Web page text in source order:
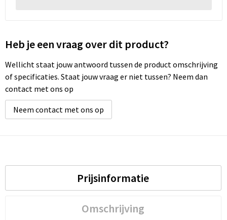
Heb je een vraag over dit product?
Wellicht staat jouw antwoord tussen de product omschrijving
of specificaties. Staat jouw vraag er niet tussen? Neem dan
contact met ons op
Neem contact met ons op
Prijsinformatie
Omschrijving